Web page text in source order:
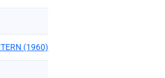
(1960)